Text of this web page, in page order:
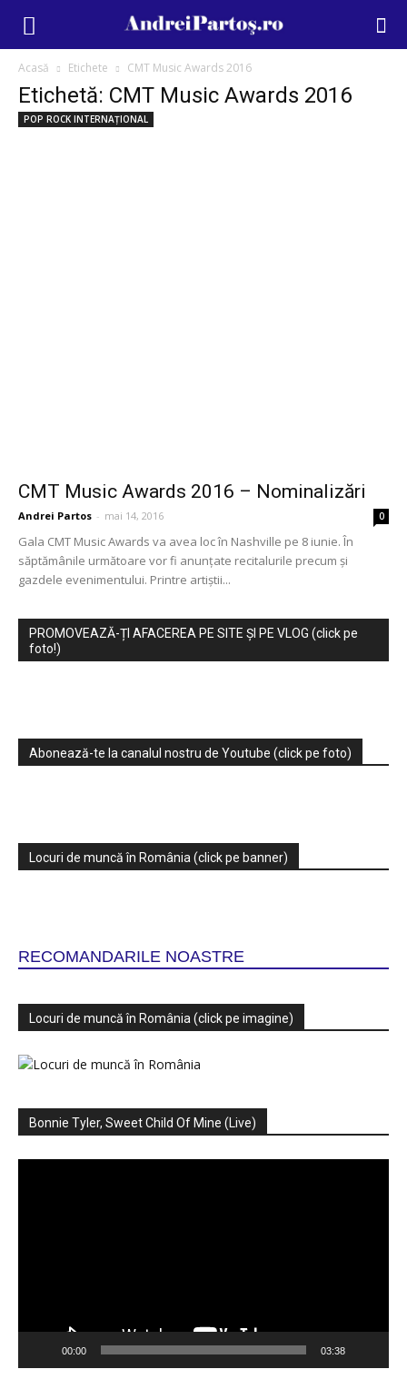
Acasă Etichete CMT Music Awards 2016
Etichetă: CMT Music Awards 2016
POP ROCK INTERNAȚIONAL
CMT Music Awards 2016 – Nominalizări
Andrei Partos - mai 14, 2016 0
Gala CMT Music Awards va avea loc în Nashville pe 8 iunie. În
săptămânile următoare vor fi anunțate recitalurile precum și
gazdele evenimentului. Printre artiștii...
PROMOVEAZĂ-ȚI AFACEREA PE SITE ȘI PE VLOG (click pe
foto!)
Abonează-te la canalul nostru de Youtube (click pe foto)
Locuri de muncă în România (click pe banner)
RECOMANDARILE NOASTRE
Locuri de muncă în România (click pe imagine)
Bonnie Tyler, Sweet Child Of Mine (Live)
00:00 03:38